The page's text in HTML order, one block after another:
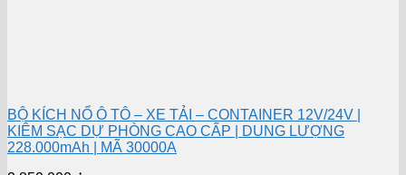
BỘ KÍCH NỔ Ô TÔ – XE TẢI – CONTAINER 12V/24V |
KIÊM SẠC DỰ PHÒNG CAO CẤP | DUNG LƯỢNG
228.000mAh | MÃ 30000A